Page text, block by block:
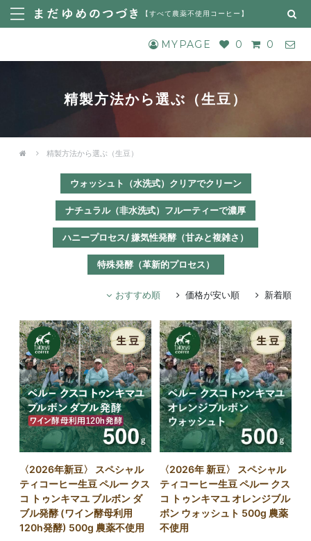
【すべて農薬不使用コーヒー 】
MYPAGE 0 0
精製方法から選ぶ（生豆）
精製方法から選ぶ（生豆）
ウォッシュト（水洗式）クリアでクリーン
ナチュラル（非水洗式）フルーティーで濃厚
ハニープロセス/ 嫌気性発酵（甘みと複雑さ）
特殊発酵（革新的プロセス）
おすすめ順 価格が安い順 新着順
〈2026年新豆〉 スペシャル
ティコーヒー生豆 ペルー クス
コ トゥンキマユ ブルボン ダ
ブル発酵 (ワイン酵母利用
120h発酵) 500g 農薬不使用
〈2026年 新豆〉 スペシャル
ティコーヒー生豆 ペルー クス
コ トゥンキマユ オレンジブル
ボン ウォッシュト 500g 農薬
不使用